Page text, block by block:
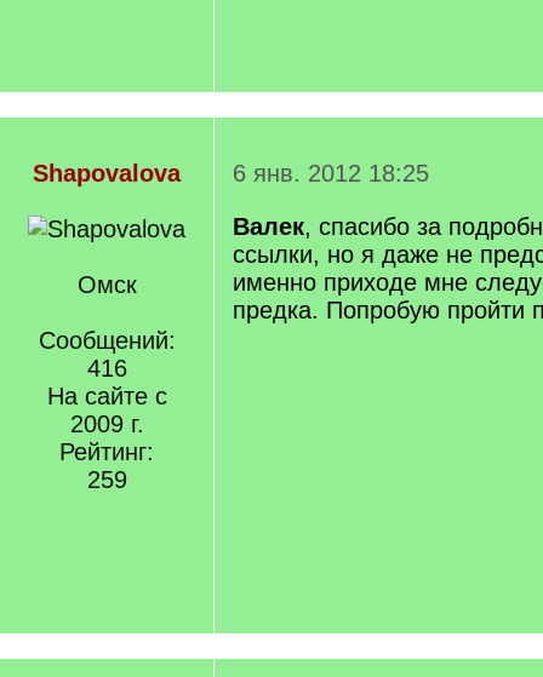
Shapovalova
Омск
Сообщений:
416
На сайте с
2009 г.
Рейтинг:
259
6 янв. 2012 18:25
Валек, спасибо за
ссылки, но я даже не
именно приходе мне
предка. Попробую